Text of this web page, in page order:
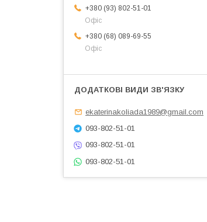
+380 (93) 802-51-01
Офіс
+380 (68) 089-69-55
Офіс
ekaterinakoliada1989@gmail.com
093-802-51-01
093-802-51-01
093-802-51-01